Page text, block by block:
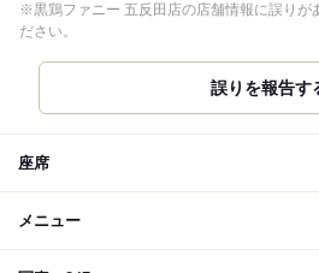
※黒鶏ファニー 五反田店の店舗情報に誤りが
ださい。
誤りを報告す
座席
メニュー